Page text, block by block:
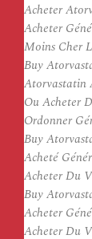
Acheter
Acheter
Moins Cher
Buy
Atorvastatin
Ou Acheter
Ordonner
Buy
Acheté
Acheter Du
Buy
Acheter
Acheter Du